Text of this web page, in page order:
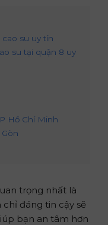
su uy tín
su tại quận 8 uy
Hồ Chí Minh
trọng nhất là
đáng tin cậy sẽ
bạn an tâm hơn